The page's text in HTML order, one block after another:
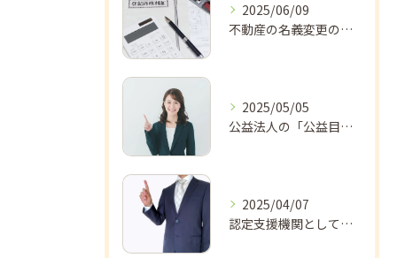
2025/06/09
不動産の名義変更の流れについて
2025/05/05
公益法人の「公益目的事業」「収益事業」とは
2025/04/07
認定支援機関として認定されるための条件とは？